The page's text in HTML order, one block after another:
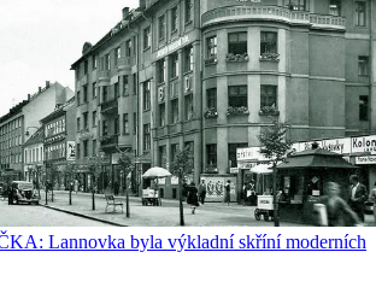
Lannovka byla výkladní skříní moderních